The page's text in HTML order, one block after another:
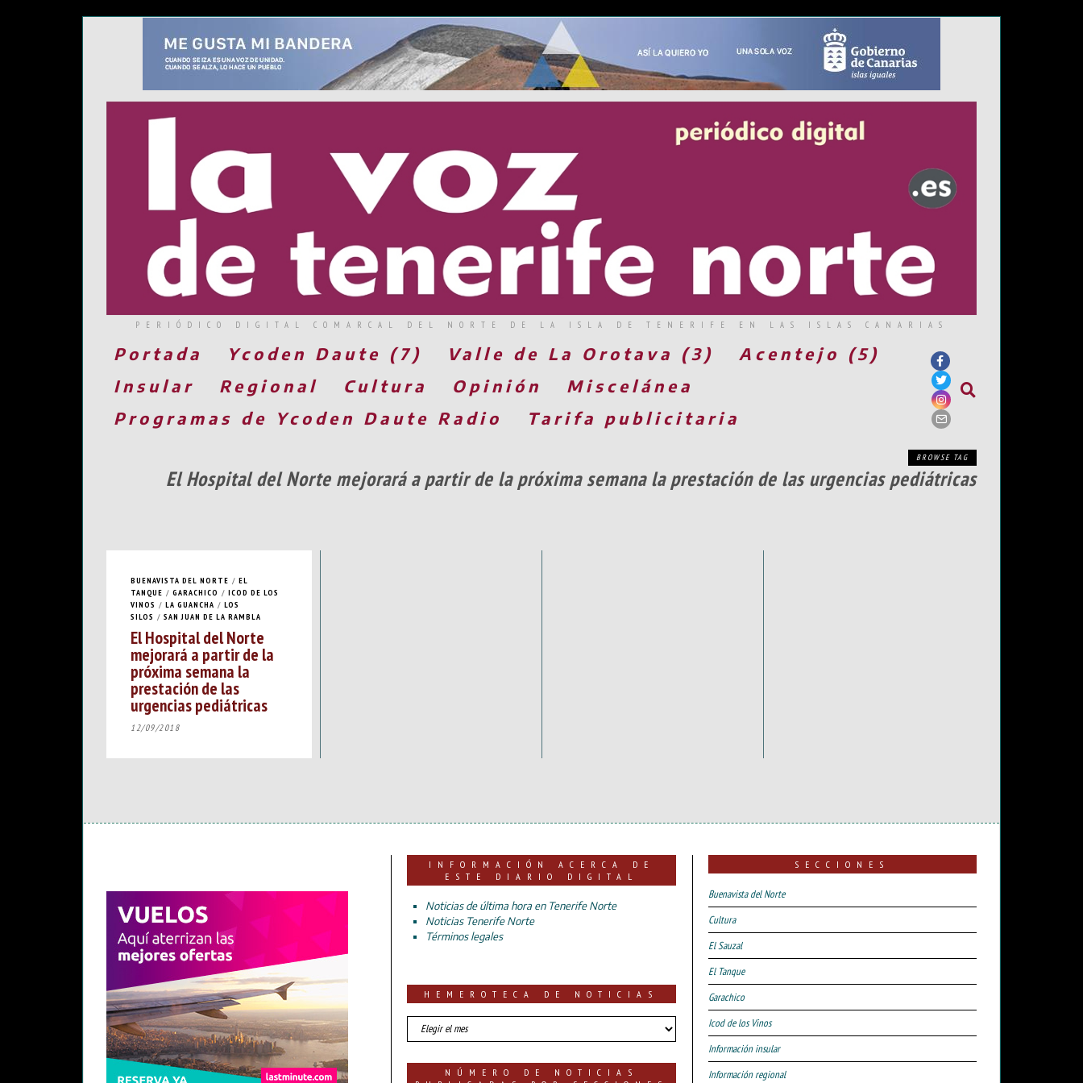
PERIÓDICO DIGITAL COMARCAL DEL NORTE DE LA ISLA DE TENERIFE EN LAS ISLAS CANARIAS
Portada Ycoden Daute (7) Valle de La Orotava (3)
Acentejo (5)
Insular
Regional Cultura Opinión
Miscelánea
Programas de Ycoden Daute Radio
Tarifa publicitaria
BROWSE TAG
El Hospital del Norte mejorará a partir de la próxima semana la prestación de las urgencias pediátricas
BUENAVISTA DEL NORTE / EL
TANQUE / GARACHICO / ICOD DE LOS
VINOS / LA GUANCHA / LOS
SILOS / SAN JUAN DE LA RAMBLA
El Hospital del Norte
mejorará a partir de la
próxima semana la
prestación de las
urgencias pediátricas
12/09/2018
INFORMACIÓN ACERCA DE
ESTE DIARIO DIGITAL
Noticias de última hora en Tenerife Norte
Noticias Tenerife Norte
Términos legales
HEMEROTECA DE NOTICIAS
HEMEROTECA
DE
NÚMERO DE NOTICIAS
SECCIONES
Buenavista del Norte
Cultura
El Sauzal
El Tanque
Garachico
Icod de los Vinos
Información insular
Información regional